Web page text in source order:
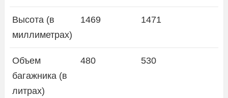
Высота (в
миллиметрах)
1469 1471
Объем
багажника (в
литрах)
480 530